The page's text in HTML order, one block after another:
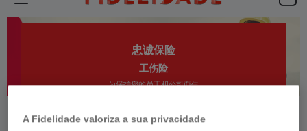
忠诚保险
工伤险
为保护您的员工和公司而生
A Fidelidade valoriza a sua privacidade